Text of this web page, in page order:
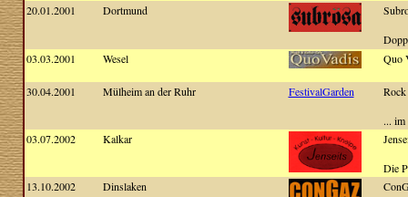
20.01.2001
Dortmund
03.03.2001
Wesel Quo
30.04.2001 Mülheim an der Ruhr FestivalGarden
...
03.07.2002
Kalkar
Die
13.10.2002
Dinslaken